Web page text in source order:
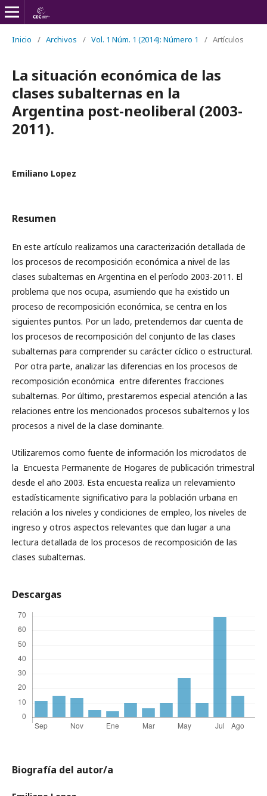
Inicio / Archivos / Vol. 1 Núm. 1 (2014): Número 1 / Artículos
La situación económica de las
clases subalternas en la
Argentina post-neoliberal (2003-
2011).
Emiliano Lopez
Resumen
En este artículo realizamos una caracterización detallada de
los procesos de recomposición económica a nivel de las
clases subalternas en Argentina en el período 2003-2011. El
problema que nos ocupa, asumiendo que ha existido un
proceso de recomposición económica, se centra en los
siguientes puntos. Por un lado, pretendemos dar cuenta de
los procesos de recomposición del conjunto de las clases
subalternas para comprender su carácter cíclico o estructural.
Por otra parte, analizar las diferencias en los procesos de
recomposición económica entre diferentes fracciones
subalternas. Por último, prestaremos especial atención a las
relaciones entre los mencionados procesos subalternos y los
procesos a nivel de la clase dominante.
Utilizaremos como fuente de información los microdatos de
la Encuesta Permanente de Hogares de publicación trimestral
desde el año 2003. Esta encuesta realiza un relevamiento
estadísticamente significativo para la población urbana en
relación a los niveles y condiciones de empleo, los niveles de
ingreso y otros aspectos relevantes que dan lugar a una
lectura detallada de los procesos de recomposición de las
clases subalternas.
Descargas
Biografía del autor/a